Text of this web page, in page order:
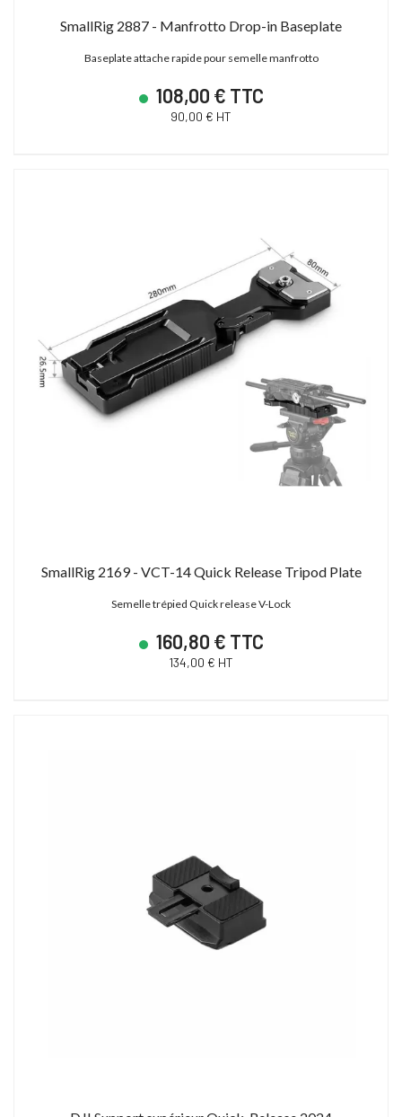
SmallRig 2887 - Manfrotto Drop-in Baseplate
Baseplate attache rapide pour semelle manfrotto
108,00 € TTC
90,00 € HT
SmallRig 2169 - VCT-14 Quick Release Tripod Plate
Semelle trépied Quick release V-Lock
160,80 € TTC
134,00 € HT